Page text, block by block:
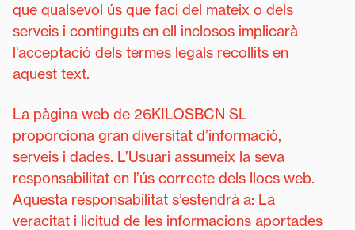
que qualsevol ús que faci del mateix o dels
serveis i continguts en ell inclosos implicarà
l'acceptació dels termes legals recollits en
aquest text.
La pàgina web de 26KILOSBCN SL
proporciona gran diversitat d’informació,
serveis i dades. L’Usuari assumeix la seva
responsabilitat en l’ús correcte dels llocs web.
Aquesta responsabilitat s’estendrà a: La
veracitat i licitud de les informacions aportades